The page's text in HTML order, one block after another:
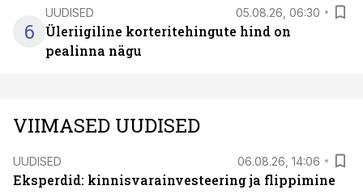
6
UUDISED 05.08.26, 06:30
Üleriigiline korteritehingute hind on
pealinna nägu
VIIMASED UUDISED
UUDISED 06.08.26, 14:06
Eksperdid: kinnisvarainvesteering ja flippimine